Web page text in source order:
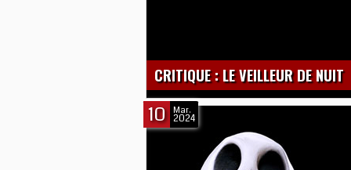
CRITIQUE : LE VEILLEUR DE NUIT
10 Mar.
2024